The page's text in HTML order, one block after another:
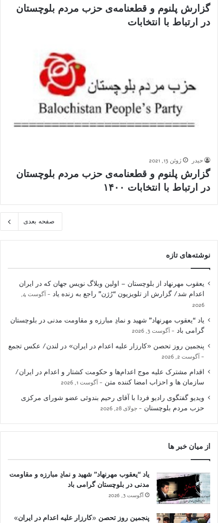
گزارش پلنوم و قطعنامه‌ی حزب مردم بلوچستان
در ارتباط با انتخابات
حیدر ژوئن 13, 2021
گزارش پلنوم و قطعنامه‌ی حزب مردم بلوچستان
در ارتباط با انتخابات ۱۴۰۰
صفحه بعدی
نوشته‌های تازه
یعقوب مهرنهاد از بلوچستان – اولین وبلاگ نویس جهان که در ایران
اعدام شد/ گزارش از تلویزیون “رُژن” راجع به زنده یاد
آگوست 4,
2026
یاد “یعقوب مهرنهاد” شهید و نمادِ مبارزه و مقاومت مدنی در بلوچستان
گرامی باد
آگوست 3, 2026
پنجمین روز تحصن «کارزار علیه اعدام در ایران» در لندن/ عکس تجمع
آگوست 2, 2026
اقدام مشترک علیه موج اعدام‌ها و حکومت کشتار و اعدام در ایران/
سازمان ها و احزاب امضا کننده متن
آگوست 1, 2026
ویدیو گفتگوی رادیو فردا با آقای رحیم بندوئی عضو شورای مرکزی
حزب مردم بلوچستان
جولای 28, 2026
از میان خبر ها
یاد “یعقوب مهرنهاد” شهید و نمادِ مبارزه و مقاومت
مدنی در بلوچستان گرامی باد
آگوست 3, 2026
پنجمین روز تحصن «کارزار علیه اعدام در ایران»